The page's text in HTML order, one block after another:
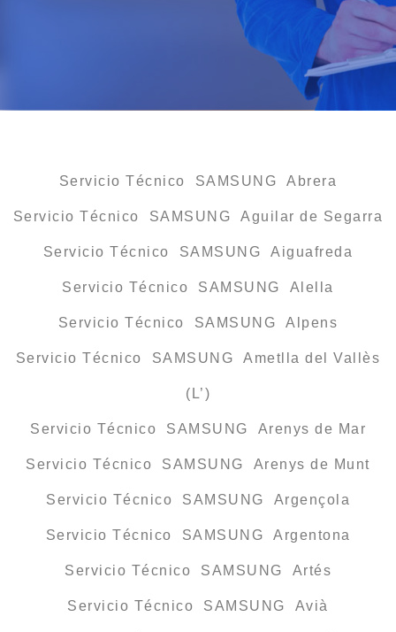
Servicio Técnico SAMSUNG Abrera
Servicio Técnico SAMSUNG Aguilar de Segarra
Servicio Técnico SAMSUNG Aiguafreda
Servicio Técnico SAMSUNG Alella
Servicio Técnico SAMSUNG Alpens
Servicio Técnico SAMSUNG Ametlla del Vallès
(L’)
Servicio Técnico SAMSUNG Arenys de Mar
Servicio Técnico SAMSUNG Arenys de Munt
Servicio Técnico SAMSUNG Argençola
Servicio Técnico SAMSUNG Argentona
Servicio Técnico SAMSUNG Artés
Servicio Técnico SAMSUNG Avià